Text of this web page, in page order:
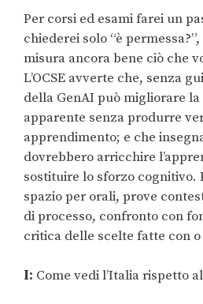
Per corsi ed esami farei un
chiederei solo “è
misura ancora bene ciò che
L’OCSE avverte che, senza
della GenAI può migliorare
apparente senza produrre
apprendimento; e che
dovrebbero arricchire
sostituire lo sforzo cognitivo.
spazio per orali, prove
di processo, confronto con
critica delle scelte fatte con o
I: Come vedi l’Italia rispetto